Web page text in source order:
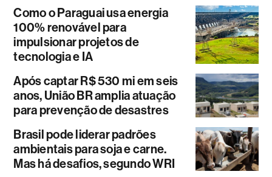
Como o Paraguai usa energia
100% renovável para
impulsionar projetos de
tecnologia e IA
Após captar R$ 530 mi em seis
anos, União BR amplia atuação
para prevenção de desastres
Brasil pode liderar padrões
ambientais para soja e carne.
Mas há desafios, segundo WRI